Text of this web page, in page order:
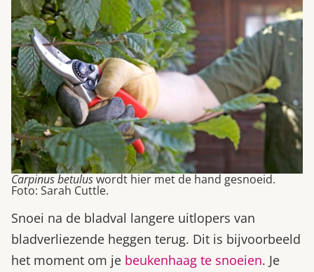
Carpinus betuluswordt hier met de hand gesnoeid.
Foto: Sarah Cuttle.
Snoei na de bladval langere uitlopers van
bladverliezende heggen terug. Dit is bijvoorbeeld
het moment om je beukenhaag te snoeien. Je